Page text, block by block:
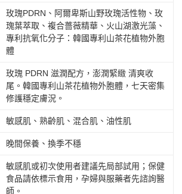
玫瑰PDRN、阿爾卑斯山野玫瑰活性物、玫
瑰葉萃取、複合薔薇精華、火山湖激光藻、
專利抗氧化分子：韓國專利山茶花植物外胞
體
玫瑰 PDRN 滋潤配方，澎潤緊緻 清爽收
尾。韓國專利山茶花植物外胞體，七天密集
修護穩定膚況。
敏感肌、熟齡肌、混合肌、油性肌
晚間保養、換季不穩
敏感肌或初次使用者建議先局部試用；保健
食品請依標示食用，孕婦與服藥者先諮詢醫
師。